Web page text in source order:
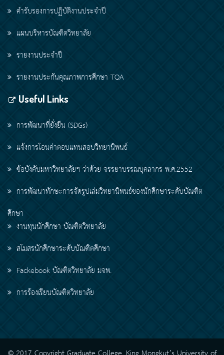
คำรับรองการปฏิบัติงานประจำปี
แผนบริหารบัณฑิตวิทยาลัย
รายงานประจำปี
รายงานประกันคุณภาพการศึกษา TQA
Useful Links
การพัฒนาที่ยั่งยืน (SDGs)
แจ้งการโอนค่าตอบแทนสอบวิทยานิพนธ์
ข้อบังคับมหาวิทยาลัยฯ ว่าด้วย จรรยาบรรณบุคลากร พ.ศ.2552
การพัฒนาทักษะการจัดรูปเล่มวิทยานิพนธ์ของนักศึกษาระดับบัณฑิต
ศึกษา
งานทุนนักศึกษา บัณฑิตวิทยาลัย
สโมสรนักศึกษาระดับบัณฑิตศึกษา
Fackebook บัณฑิตวิทยาลัย มจพ.
การร้องเรียนบัณฑิตวิทยาลัย